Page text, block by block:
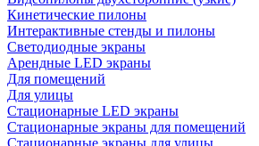
Кинетические пилоны
Интерактивные стенды и пилоны
Светодиодные экраны
Арендные LED экраны
Для помещений
Для улицы
Стационарные LED экраны
Стационарные экраны для помещений
Стационарные экраны для улицы